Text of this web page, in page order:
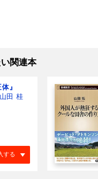
関連本
』
山田 桂
する